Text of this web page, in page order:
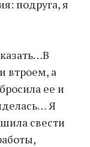
подруга, я
втроем, а
ее и
Я
свести